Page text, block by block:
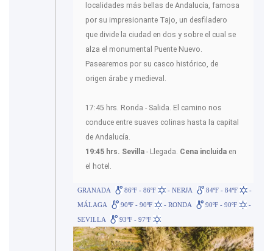
localidades más bellas de Andalucía, famosa
por su impresionante Tajo, un desfiladero
que divide la ciudad en dos y sobre el cual se
alza el monumental Puente Nuevo.
Pasearemos por su casco histórico, de
origen árabe y medieval.
17:45 hrs. Ronda - Salida. El camino nos
conduce entre suaves colinas hasta la capital
de Andalucía.
19:45 hrs. Sevilla - Llegada. Cena incluida en
el hotel.
GRANADA 86ºF - 86ºF - NERJA 84ºF - 84ºF
-
MÁLAGA
90ºF - 90ºF - RONDA 90ºF - 90ºF
-
SEVILLA
93ºF - 97ºF